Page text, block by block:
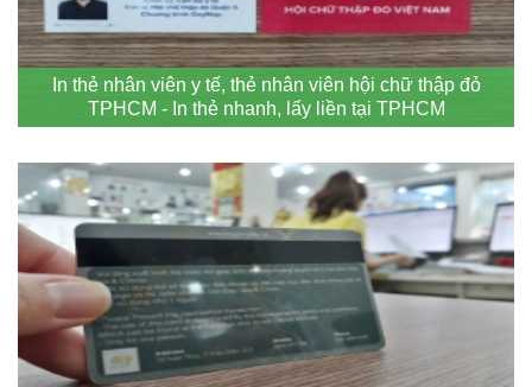
In thẻ nhân viên y tế, thẻ nhân viên hội chữ thập đỏ
TPHCM - In thẻ nhanh, lấy liền tại TPHCM